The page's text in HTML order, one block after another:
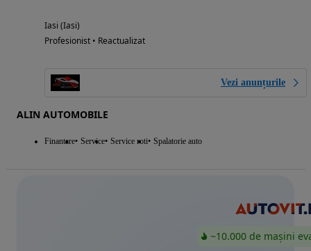
Iasi (Iasi)
Profesionist • Reactualizat
Vezi anunțurile
ALIN AUTOMOBILE
Finantare Service Service roti Spalatorie auto
~10.000 de mașini